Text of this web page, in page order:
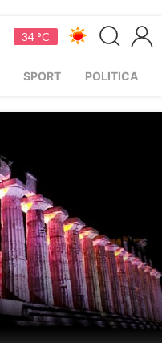
34 °C
SPORT POLITICA